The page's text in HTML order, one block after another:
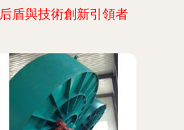
后盾與技術創新引領者